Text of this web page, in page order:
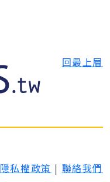
回最上層
隱私權政策 | 聯絡我們